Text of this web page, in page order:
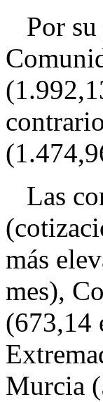
Por su
Las
más
mes),
(673,14
Murcia